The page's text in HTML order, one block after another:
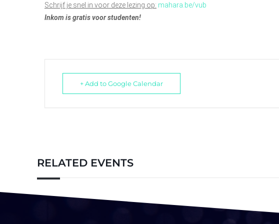
Schrijf je snel in voor deze lezing op: mahara.be/vub
Inkom is gratis voor studenten!
+ Add to Google Calendar
RELATED EVENTS